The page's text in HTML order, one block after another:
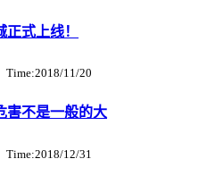
式上线！
Time:2018/11/20
害不是一般的大
Time:2018/12/31